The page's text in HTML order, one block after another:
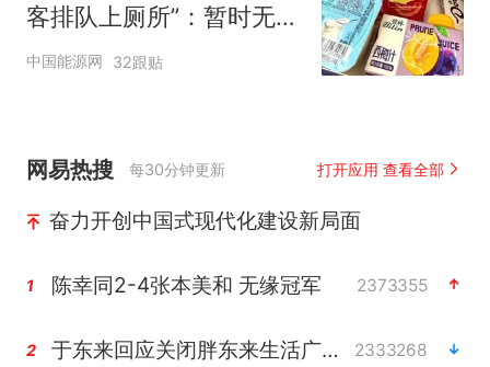
客排队上厕所”：暂时无法
核查是否发放西梅汁
中国能源网 32跟贴
网易热搜 每30分钟更新 打开应用 查看全部
奋力开创中国式现代化建设新局面
1 陈幸同2-4张本美和 无缘冠军 2373355
2 于东来回应关闭胖东来生活广场店 2333268